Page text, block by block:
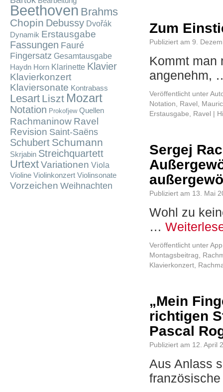
Zum
Publiziert am 9.
Kommt man
angenehm,
Veröffentlicht unter
Notation
Ravel,
Erstausgabe
Ravel |
Sergej
Publiziert am 13. Mai
Wohl zu
…
Veröffentlicht unterApp
Montagsbeitrag
Klavierkonzert
„Mein
richtigen
Pascal
Publiziert am 12. April
Aus Anlass
Beethoven Brahms
Chopin Debussy Dvořák
Dynamik Erstausgabe
Fassungen Fauré
Fingersatz Gesamtausgabe
Haydn Horn Klarinette Klavier
Klavierkonzert
Klaviersonate Kontrabass
Lesart Liszt Mozart
Notation Prokofjew Quellen
Rachmaninow Ravel
Revision Saint-Saëns
Schubert Schumann
Skrjabin Streichquartett
UrtextVariationen Viola
Violine Violinkonzert Violinsonate
Vorzeichen Weihnachten